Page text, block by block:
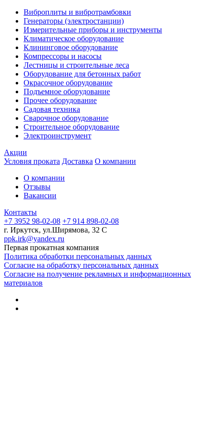
Виброплиты и вибротрамбовки
Генераторы (электростанции)
Измерительные приборы и инструменты
Климатическое оборудование
Клининговое оборудование
Компрессоры и насосы
Лестницы и строительные леса
Оборудование для бетонных работ
Окрасочное оборудование
Подъемное оборудование
Прочее оборудование
Садовая техника
Сварочное оборудование
Строительное оборудование
Электроинструмент
Акции
Условия проката Доставка О компании
О компании
Отзывы
Вакансии
Контакты
+7 3952 98-02-08 +7 914 898-02-08
г. Иркутск, ул.Ширямова, 32 С
ppk.irk@yandex.ru
Первая прокатная компания
Политика обработки персональных данных
Согласие на обработку персональных данных
Согласие на получение рекламных и информационных
материалов